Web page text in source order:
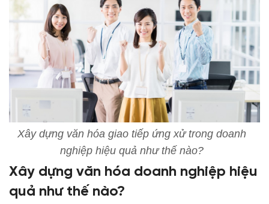
Xây dựng văn hóa giao tiếp ứng xử trong doanh
nghiệp hiệu quả như thế nào?
Xây dựng văn hóa doanh nghiệp hiệu
quả như thế nào?